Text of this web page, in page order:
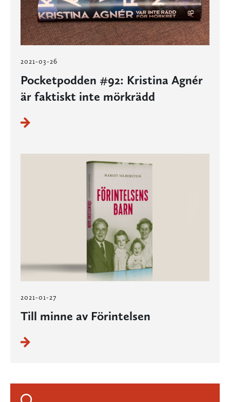
2021-03-26
Pocketpodden #92: Kristina Agnér
är faktiskt inte mörkrädd
2021-01-27
Till minne av Förintelsen